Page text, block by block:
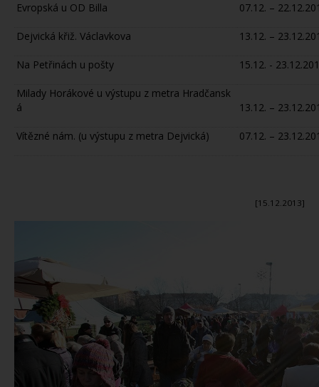
Evropská u OD Billa 07.12. –
Dejvická křiž. Václavkova 13.12. –
Na Petřinách u pošty 15.12. -
Milady Horákové u výstupu z metra Hradčansk
á
13.12. –
Vítězné nám. (u výstupu z metra Dejvická) 07.12. –
[15.12.2013]